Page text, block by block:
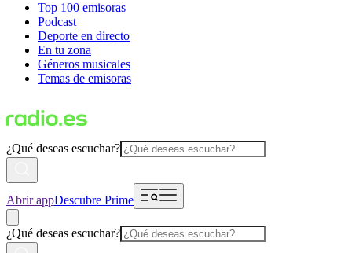
Top 100 emisoras
Podcast
Deporte en directo
En tu zona
Géneros musicales
Temas de emisoras
¿Qué deseas escuchar?
Abrir appDescubre Prime
¿Qué deseas escuchar?